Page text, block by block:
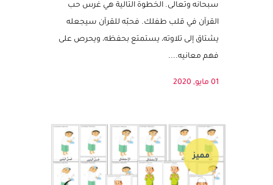
تشعرين بالحيرة من أين تبدأين وكيف تستمرين
في رحلتك معه، فابدئي أولًا بإخلاص النية لله
سبحانه وتعالى. الخطوة التالية هي غرس حب
القرآن في قلب طفلك. فحبّه للقرآن سيجعله